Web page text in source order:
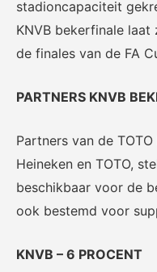
voor het EK Futsal 2022.
stadioncapaciteit
KNVB bekerfinale
de finales van de FA
PARTNERS KNVB
Partners van de
Heineken en TOTO,
beschikbaar voor de
ook bestemd voor
KNVB – 6 PROCENT